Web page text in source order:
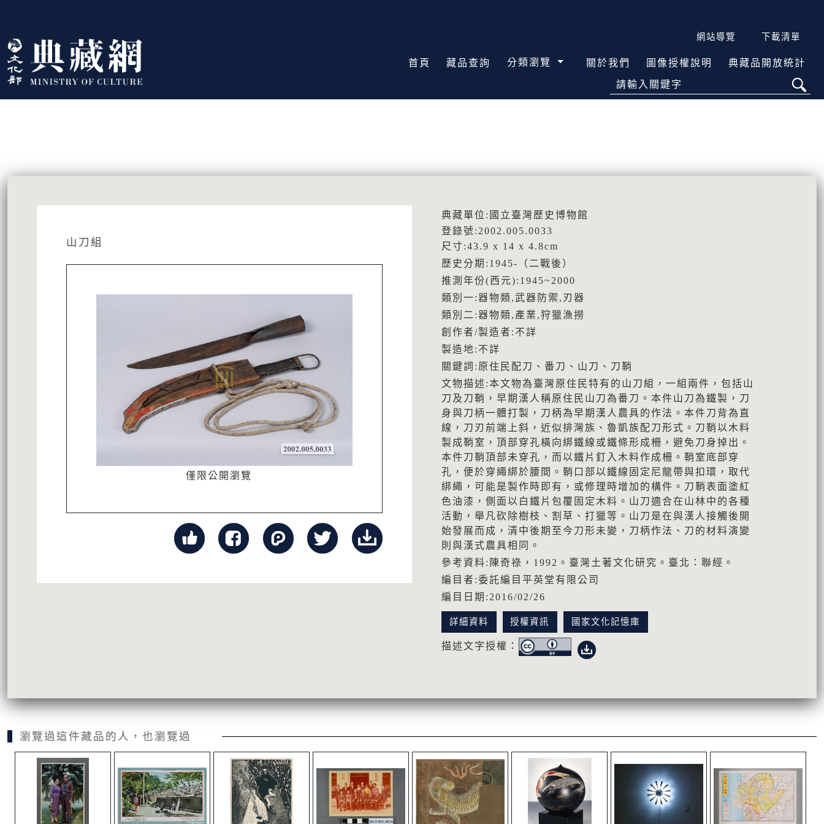
:::
網站導覽 下載清單
首頁 藏品查詢 分類瀏覽 關於我們 圖像授權說明 典藏品開放統計
請輸入關鍵字
山刀組
僅限公開瀏覽
典藏單位:國立臺灣歷史博物館
登錄號:2002.005.0033
尺寸:43.9 x 14 x 4.8cm
歷史分期:1945-（二戰後）
推測年份(西元):1945~2000
類別一:器物類,武器防禦,刃器
類別二:器物類,產業,狩獵漁撈
創作者/製造者:不詳
製造地:不詳
關鍵詞:原住民配刀、番刀、山刀、刀鞘
文物描述:本文物為臺灣原住民特有的山刀組，一組兩件，包括山
刀及刀鞘，早期漢人稱原住民山刀為番刀。本件山刀為鐵製，刀
身與刀柄一體打製，刀柄為早期漢人農具的作法。本件刀背為直
線，刀刃前端上斜，近似排灣族、魯凱族配刀形式。刀鞘以木料
製成鞘室，頂部穿孔橫向綁鐵線或鐵條形成柵，避免刀身掉出。
本件刀鞘頂部未穿孔，而以鐵片釘入木料作成柵。鞘室底部穿
孔，便於穿繩綁於腰間。鞘口部以鐵線固定尼龍帶與扣環，取代
綁繩，可能是製作時即有，或修理時增加的構件。刀鞘表面塗紅
色油漆，側面以白鐵片包覆固定木料。山刀適合在山林中的各種
活動，舉凡砍除樹枝、割草、打獵等。山刀是在與漢人接觸後開
始發展而成，清中後期至今刀形未變，刀柄作法、刀的材料演變
則與漢式農具相同。
參考資料:陳奇祿，1992。臺灣土著文化研究。臺北：聯經。
編目者:委託編目平英堂有限公司
編目日期:2016/02/26
詳細資料 授權資訊 國家文化記憶庫
描述文字授權：
瀏覽過這件藏品的人，也瀏覽過